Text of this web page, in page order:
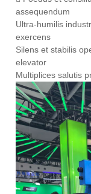
assequendum
Ultra-humilis
exercens
Silens et stabilis
elevator
Multiplices salutis